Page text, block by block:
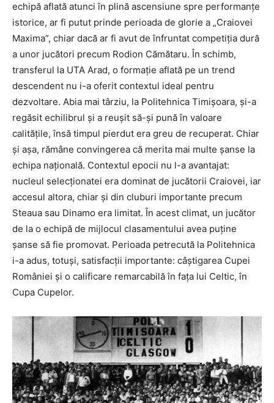
echipă aflată atunci în plină ascensiune spre performanțe
istorice, ar fi putut prinde perioada de glorie a „Craiovei
Maxima”, chiar dacă ar fi avut de înfruntat competiția dură
a unor jucători precum Rodion Cămătaru. În schimb,
transferul la UTA Arad, o formație aflată pe un trend
descendent nu i-a oferit contextul ideal pentru
dezvoltare. Abia mai târziu, la Politehnica Timișoara, și-a
regăsit echilibrul și a reușit să-și pună în valoare
calitățile, însă timpul pierdut era greu de recuperat. Chiar
și așa, rămâne convingerea că merita mai multe șanse la
echipa națională. Contextul epocii nu l-a avantajat:
nucleul selecționatei era dominat de jucătorii Craiovei, iar
accesul altora, chiar și din cluburi importante precum
Steaua sau Dinamo era limitat. În acest climat, un jucător
de la o echipă de mijlocul clasamentului avea puține
șanse să fie promovat. Perioada petrecută la Politehnica
i-a adus, totuși, satisfacții importante: câștigarea Cupei
României și o calificare remarcabilă în fața lui Celtic, în
Cupa Cupelor.